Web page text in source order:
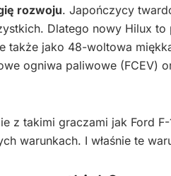
rozwoju. Japończycy
Dlatego nowy Hilux
także jako 48-woltowa
ogniwa paliwowe (FCEV)
z takimi graczami jak Ford
warunkach. I właśnie te